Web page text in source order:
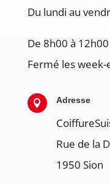
Du lundi au
De 8h00 à
Fermé les
 Adresse
Rue de la
1950 Sion